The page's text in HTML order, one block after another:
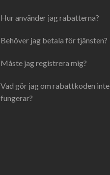
Hur använder jag rabatterna?
Behöver jag betala för tjänsten?
Måste jag registrera mig?
Vad gör jag om rabattkoden inte
fungerar?